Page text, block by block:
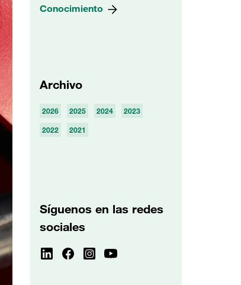
Conocimiento
Archivo
2026 2025 2024
2023
2022
2021
Síguenos en las redes
sociales